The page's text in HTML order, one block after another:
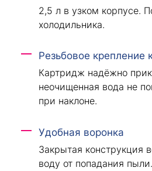
2,5 л в узком корпусе.
холодильника.
Резьбовое крепление
Картридж надёжно
неочищенная вода не
при наклоне.
Удобная воронка
Закрытая конструкция
воду от попадания